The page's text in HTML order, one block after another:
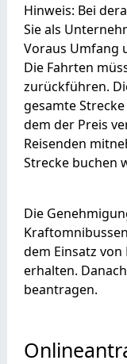
Hinweis: Bei
Sie als
Voraus Umfang
Die Fahrten
zurückführen.
gesamte
dem der Preis
Reisenden
Strecke buchen
Die
dem Einsatz
erhalten.
beantragen.